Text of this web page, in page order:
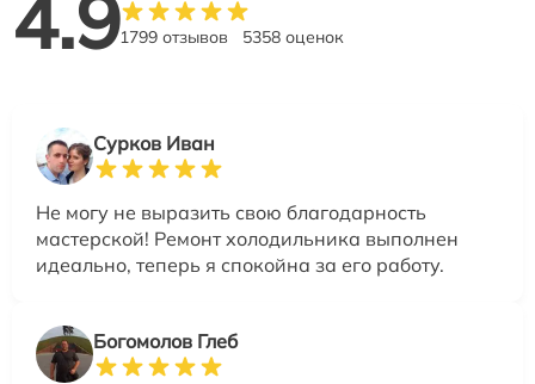
4.91799 отзывов 5358 оценок
Сурков Иван
Не могу не выразить свою благодарность
мастерской! Ремонт холодильника выполнен
идеально, теперь я спокойна за его работу.
Богомолов Глеб